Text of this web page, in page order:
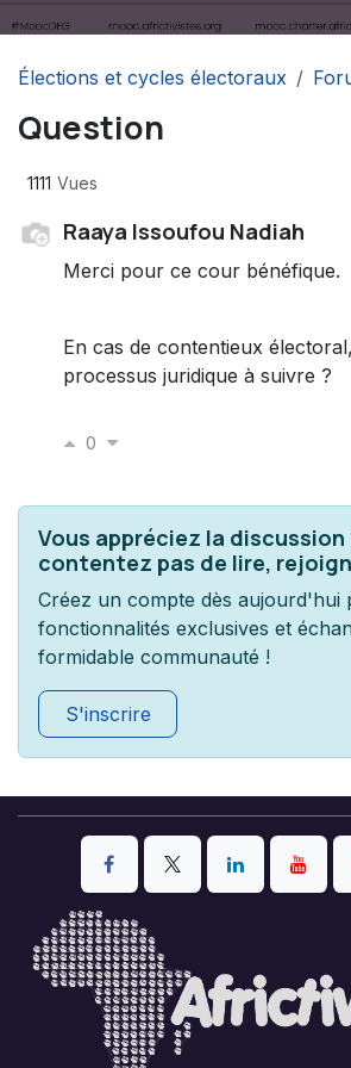
Élections et cycles électoraux
Question
1111 Vues
Raaya Issoufou Nadiah
Merci pour ce cour bénéfique.
En cas de contentieux
processus juridique à suivre ?
0
Vous appréciez la discussion
contentez pas de lire,
Créez un compte dès aujourd'hui
fonctionnalités exclusives et
formidable communauté !
S'inscrire